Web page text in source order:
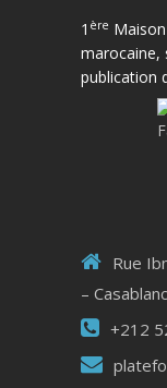
1 ère
marocaine,
publication
Rue
–
+212